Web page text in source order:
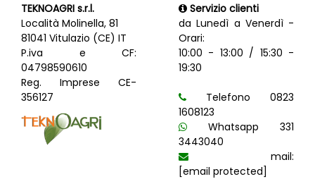
TEKNOAGRI s.r.l.
Località Molinella, 81
81041 Vitulazio (CE) IT
P.iva e CF:
04798590610
Reg. Imprese CE-
356127
Servizio clienti
da Lunedì a Venerdì -
Orari:
10:00 - 13:00 / 15:30 -
19:30
Telefono 0823
1608123
Whatsapp 331
3443040
mail:
[email protected]